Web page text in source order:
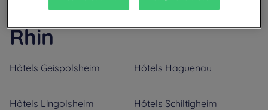
Nos villes dans le Bas-
Rhin
Hôtels Geispolsheim Hôtels Haguenau
Hôtels Lingolsheim Hôtels Schiltigheim